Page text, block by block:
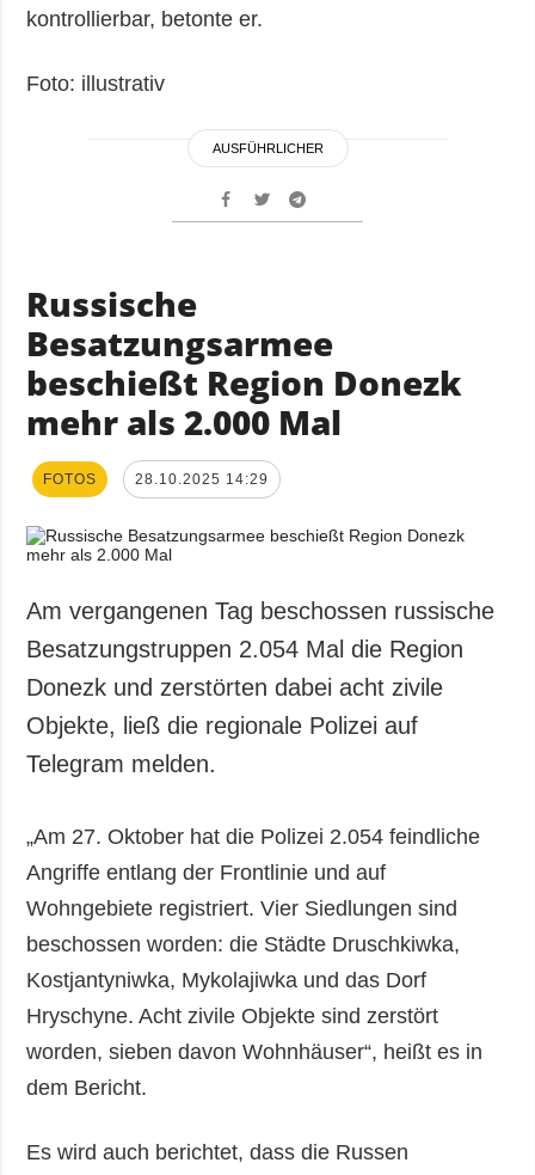
kontrollierbar, betonte er.
Foto: illustrativ
AUSFÜHRLICHER
Russische
Besatzungsarmee
beschießt Region Donezk
mehr als 2.000 Mal
FOTOS 28.10.2025 14:29
Am vergangenen Tag beschossen russische
Besatzungstruppen 2.054 Mal die Region
Donezk und zerstörten dabei acht zivile
Objekte, ließ die regionale Polizei auf
Telegram melden.
„Am 27. Oktober hat die Polizei 2.054 feindliche
Angriffe entlang der Frontlinie und auf
Wohngebiete registriert. Vier Siedlungen sind
beschossen worden: die Städte Druschkiwka,
Kostjantyniwka, Mykolajiwka und das Dorf
Hryschyne. Acht zivile Objekte sind zerstört
worden, sieben davon Wohnhäuser“, heißt es in
dem Bericht.
Es wird auch berichtet, dass die Russen